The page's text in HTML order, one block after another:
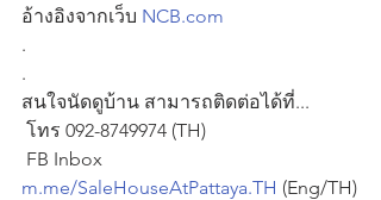
อ้างอิงจากเว็บ NCB.com
.
.
สนใจนัดดูบ้าน สามารถติดต่อได้ที่...
โทร 092-8749974 (TH)
FB Inbox
m.me/SaleHouseAtPattaya.TH (Eng/TH)